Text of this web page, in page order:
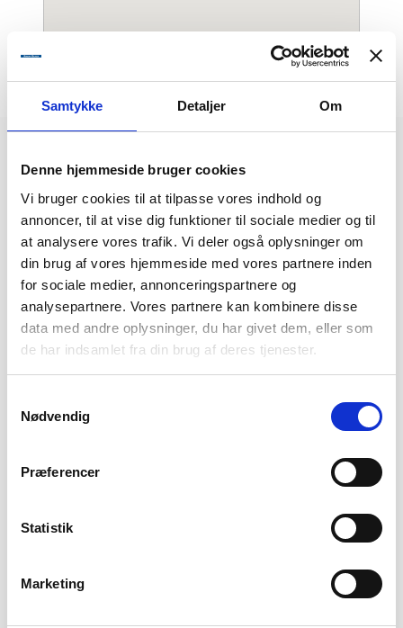
Samtykke Detaljer Om
Denne hjemmeside bruger cookies
Vi bruger cookies til at tilpasse vores indhold og
annoncer, til at vise dig funktioner til sociale medier og til
at analysere vores trafik. Vi deler også oplysninger om
din brug af vores hjemmeside med vores partnere inden
for sociale medier, annonceringspartnere og
analysepartnere. Vores partnere kan kombinere disse
data med andre oplysninger, du har givet dem, eller som
de har indsamlet fra din brug af deres tjenester.
Nødvendig
Præferencer
Statistik
Marketing
10/8
Norge - Fjordlandet
Fra 11.795,-
11/8
Ud i det blå
Sprogø
Norge - Vestlandet